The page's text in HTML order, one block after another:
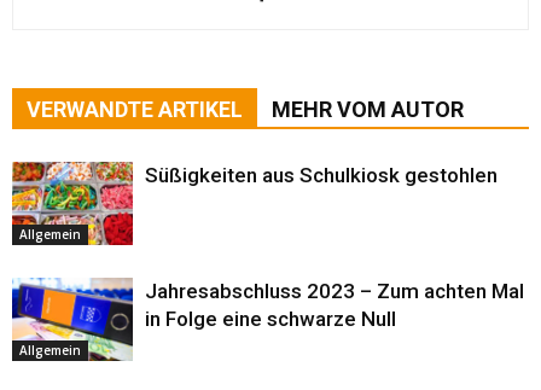
VERWANDTE ARTIKEL MEHR VOM AUTOR
Allgemein
Süßigkeiten aus Schulkiosk gestohlen
Allgemein
Jahresabschluss 2023 – Zum achten Mal
in Folge eine schwarze Null